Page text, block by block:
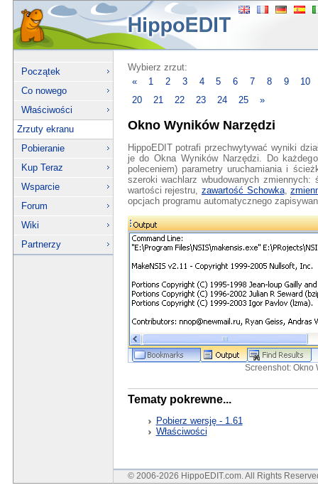
Początek
Co nowego
Właściwości
Zrzuty ekranu
Pobieranie
Kup Teraz
Wsparcie
Forum
Wiki
Partnerzy
Wybierz zrzut:
«
1 2 3 4 5 6 7 8 9
10
20
21 22 23 24 25 »
Okno Wyników Narzędzi
HippoEDIT potrafi przechwytywać wyniki
je do Okna Wyników Narzędzi. Do
poleceniem) parametry uruchamiania i
szeroki wachlarz wbudowanych
wartości rejestru, zawartość Schowka,
opcjach programu automatycznego
Screenshot: Okno
Tematy pokrewne...
Pobierz wersję - 1.61
Właściwości
© 2006-2026 HippoEDIT.com. All Rights